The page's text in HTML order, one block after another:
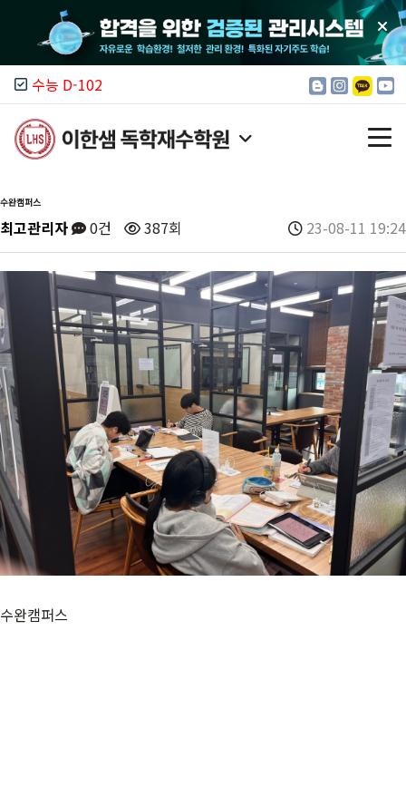
수능 D-102
이한샘 소개
모집 안내
입시 정보
커뮤니티
캠퍼스 찾기
가맹점 문의
수완캠퍼스
최고관리자 0건 387회 23-08-11 19:24
수완캠퍼스